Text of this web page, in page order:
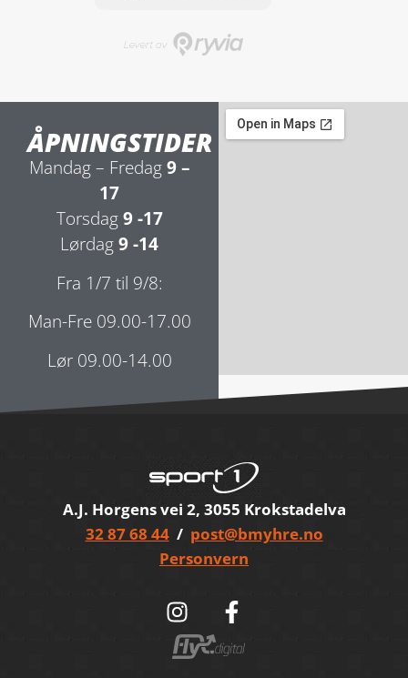
ÅPNINGSTIDER
Mandag – Fredag9 –
17
Torsdag9 -17
Lørdag9 -14
Fra 1/7 til 9/8:
Man-Fre 09.00-17.00
Lør 09.00-14.00
A.J. Horgens vei 2, 3055 Krokstadelva
32 87 68 44/ post@bmyhre.no
Personvern